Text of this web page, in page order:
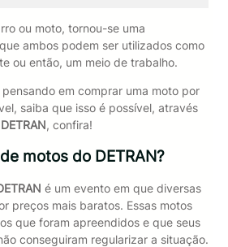
ou moto, tornou-se uma
ambos podem ser utilizados como
ou então, um meio de trabalho.
em comprar uma moto por
saiba que isso é possível, através
, confira!
motos do DETRAN?
é um evento em que diversas
preços mais baratos. Essas motos
que foram apreendidos e que seus
conseguiram regularizar a situação.